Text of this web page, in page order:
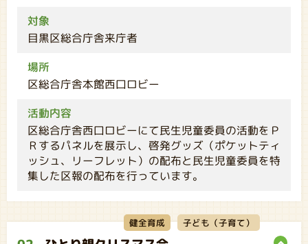
対象
目黒区総合庁舎来庁者
場所
区総合庁舎本館西口ロビー
活動内容
区総合庁舎西口ロビーにて民生児童委員の活動をＰ
Ｒするパネルを展示し、啓発グッズ（ポケットティ
ッシュ、リーフレット）の配布と民生児童委員を特
集した区報の配布を行っています。
健全育成 子ども（子育て）